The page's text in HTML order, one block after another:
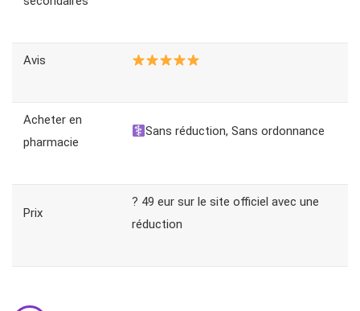
Avis
Acheter en
pharmacie
Sans réduction, Sans ordonnance
Prix
? 49 eur sur le site officiel avec une
réduction